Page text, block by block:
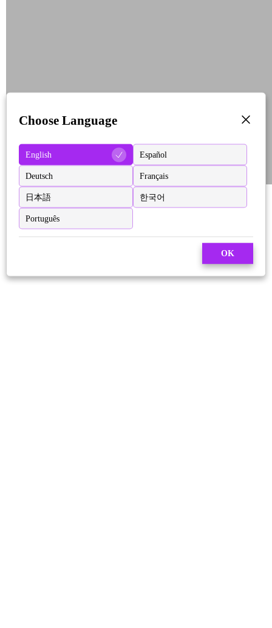
Choose Language
English Español
Deutsch Français
日本語 한국어
Português
OK